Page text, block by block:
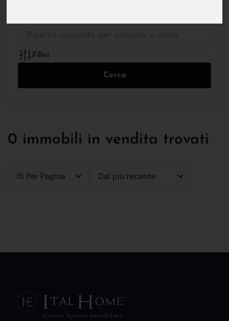
Filtri
Cerca
0 immobili in vendita trovati
15 Per Pagina Dal più recente